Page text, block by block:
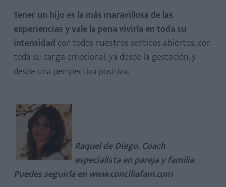
Tener un hijo es la más maravillosa de las
experiencias y vale la pena vivirla en toda su
intensidad con todos nuestros sentidos abiertos, con
toda su carga emocional, ya desde la gestación, y
desde una perspectiva positiva.
Raquel de Diego. Coach
especialista en pareja y familia
Puedes seguirla en www.conciliafam.com